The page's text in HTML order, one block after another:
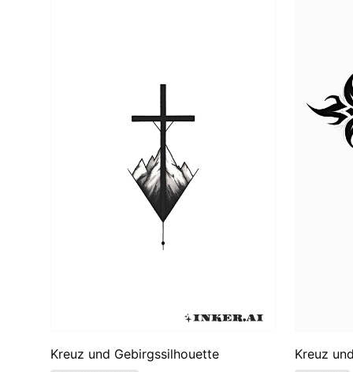
Kreuz und Gebirgssilhouette Kreuz